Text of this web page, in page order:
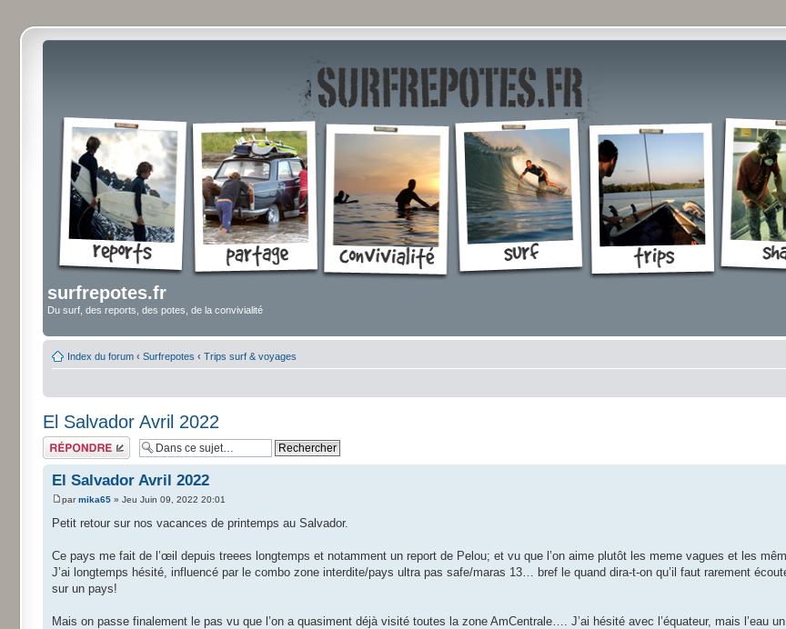
surfrepotes.fr
Du surf, des reports, des potes, de la convivialité
Index du forum ‹ Surfrepotes ‹ Trips surf & voyages
El Salvador Avril 2022
Répondre
El Salvador Avril 2022
parmika65 » Jeu Juin 09, 2022 20:01
Petit retour sur nos vacances de printemps au Salvador.
Ce pays me fait de l’œil depuis treees longtemps et notamment un report de Pelou; et vu que l’on aime plutôt les meme vagues et les
J’ai longtemps hésité, influencé par le combo zone interdite/pays ultra pas safe/maras 13… bref le quand dira-t-on qu’il faut rarement
sur un pays!
Mais on passe finalement le pas vu que l’on a quasiment déjà visité toutes la zone AmCentrale…. J’ai hésité avec l’équateur, mais l’eau